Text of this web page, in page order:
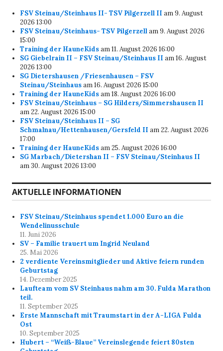
FSV Steinau/Steinhaus II- TSV Pilgerzell II am 9. August
2026 13:00
FSV Steinau/Steinhaus- TSV Pilgerzellam 9. August 2026
15:00
Training der HauneKidsam 11. August 2026 16:00
SG Giebelrain II – FSV Steinau/Steinhaus II am 16. August
2026 13:00
SG Dietershausen /Friesenhausen – FSV
Steinau/Steinhausam 16. August 2026 15:00
Training der HauneKidsam 18. August 2026 16:00
FSV Steinau/Steinhaus – SG Hilders/Simmershausen II
am 22. August 2026 15:00
FSV Steinau/Steinhaus II – SG
Schmalnau/Hettenhausen/Gersfeld II am 22. August 2026
17:00
Training der HauneKidsam 25. August 2026 16:00
SG Marbach/Dietershan II – FSV Steinau/Steinhaus II
am 30. August 2026 13:00
AKTUELLE INFORMATIONEN
FSV Steinau/Steinhaus spendet 1.000 Euro an die
Wendelinusschule
11. Juni 2026
SV – Familie trauert um Ingrid Neuland
25. Mai 2026
2 verdiente Vereinsmitglieder und Aktive feiern runden
Geburtstag
14. Dezember 2025
Laufteam vom SV Steinhaus nahm am 30. Fulda Marathon
teil.
11. September 2025
Erste Mannschaft mit Traumstart in der A-LIGA Fulda
Ost
10. September 2025
Hubert – “Weiß-Blaue” Vereinslegende feiert 80sten